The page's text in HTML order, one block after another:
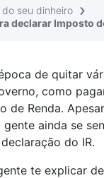
seu dinheiro
declarar Imposto
de quitar
como
de Renda.
ainda se
do IR.
te explicar